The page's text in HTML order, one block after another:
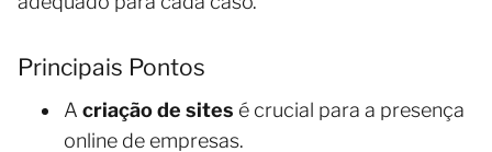
Principais Pontos
A criação de sites é crucial para a presença
online de empresas.